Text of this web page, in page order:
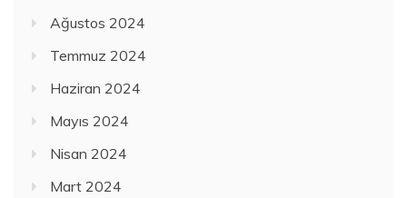
Ağustos 2024
Temmuz 2024
Haziran 2024
Mayıs 2024
Nisan 2024
Mart 2024